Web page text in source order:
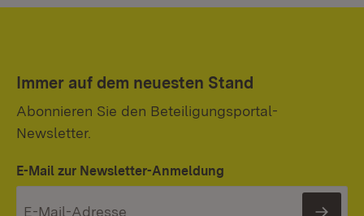
Immer auf dem neuesten Stand
Abonnieren Sie den Beteiligungsportal-
Newsletter.
E-Mail zur Newsletter-Anmeldung